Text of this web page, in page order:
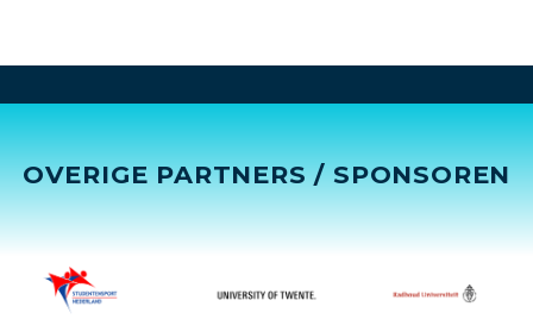
OVERIGE PARTNERS / SPONSOREN